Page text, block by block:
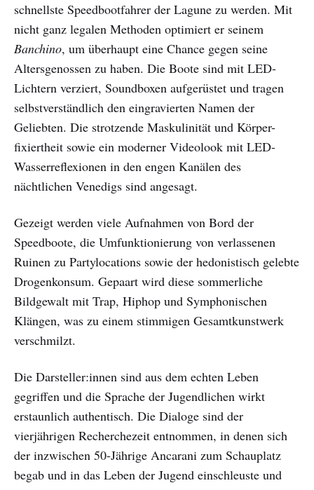
schnellste Speedbootfahrer der Lagune zu werden. Mit
nicht ganz legalen Methoden optimiert er seinem
Banchino, um überhaupt eine Chance gegen seine
Altersgenossen zu haben. Die Boote sind mit LED-
Lichtern verziert, Soundboxen aufgerüstet und tragen
selbstverständlich den eingravierten Namen der
Geliebten. Die strotzende Maskulinität und Körper-
fixiertheit sowie ein moderner Videolook mit LED-
Wasserreflexionen in den engen Kanälen des
nächtlichen Venedigs sind angesagt.
Gezeigt werden viele Aufnahmen von Bord der
Speedboote, die Umfunktionierung von verlassenen
Ruinen zu Partylocations sowie der hedonistisch gelebte
Drogenkonsum. Gepaart wird diese sommerliche
Bildgewalt mit Trap, Hiphop und Symphonischen
Klängen, was zu einem stimmigen Gesamtkunstwerk
verschmilzt.
Die Darsteller:innen sind aus dem echten Leben
gegriffen und die Sprache der Jugendlichen wirkt
erstaunlich authentisch. Die Dialoge sind der
vierjährigen Recherchezeit entnommen, in denen sich
der inzwischen 50-Jährige Ancarani zum Schauplatz
begab und in das Leben der Jugend einschleuste und